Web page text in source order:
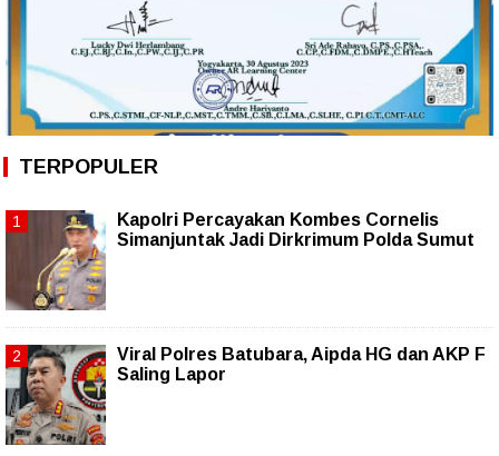
TERPOPULER
Kapolri Percayakan Kombes Cornelis
Simanjuntak Jadi Dirkrimum Polda Sumut
Viral Polres Batubara, Aipda HG dan AKP F
Saling Lapor